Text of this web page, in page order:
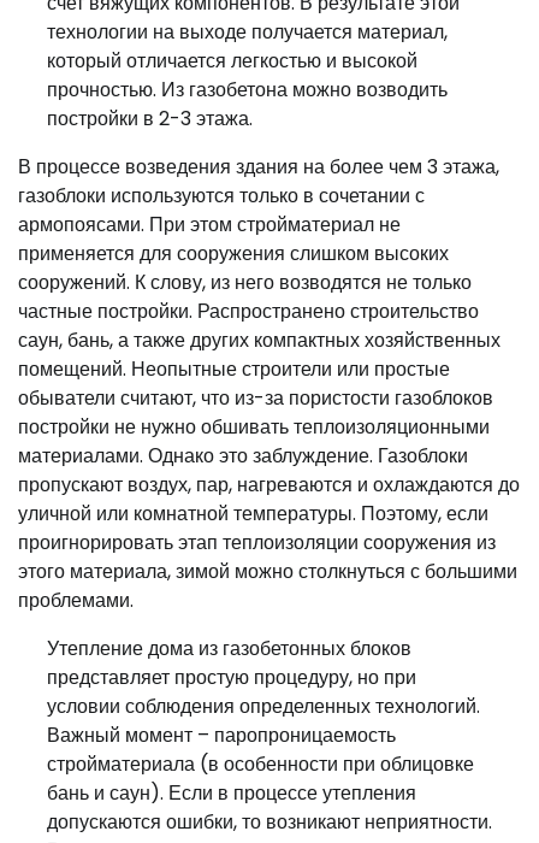
технологии на выходе получается материал,
который отличается легкостью и высокой
прочностью. Из газобетона можно возводить
постройки в 2-3 этажа.
В процессе возведения здания на более чем 3 этажа,
газоблоки используются только в сочетании с
армопоясами. При этом стройматериал не
применяется для сооружения слишком высоких
сооружений. К слову, из него возводятся не только
частные постройки. Распространено строительство
саун, бань, а также других компактных хозяйственных
помещений. Неопытные строители или простые
обыватели считают, что из-за пористости газоблоков
постройки не нужно обшивать теплоизоляционными
материалами. Однако это заблуждение. Газоблоки
пропускают воздух, пар, нагреваются и охлаждаются до
уличной или комнатной температуры. Поэтому, если
проигнорировать этап теплоизоляции сооружения из
этого материала, зимой можно столкнуться с большими
проблемами.
Утепление дома из газобетонных блоков
представляет простую процедуру, но при
условии соблюдения определенных технологий.
Важный момент – паропроницаемость
стройматериала (в особенности при облицовке
бань и саун). Если в процессе утепления
допускаются ошибки, то возникают неприятности.